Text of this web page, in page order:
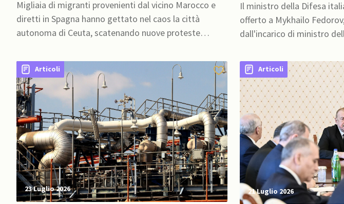
Migliaia di migranti provenienti dal vicino Marocco e
diretti in Spagna hanno gettato nel caos la città
autonoma di Ceuta, scatenando nuove proteste
Il ministro della Difesa
offerto a Mykhailo
dall'incarico di ministro
Articoli
23 Luglio 2026
Articoli
21 Luglio 2026